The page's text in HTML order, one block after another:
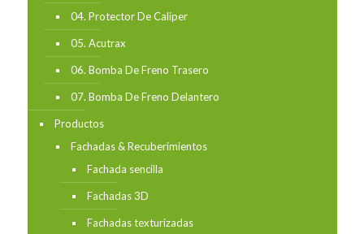
04. Protector De Caliper
05. Acutrax
06. Bomba De Freno Trasero
07. Bomba De Freno Delantero
Productos
Fachadas & Recuberimientos
Fachada sencilla
Fachadas 3D
Fachadas texturizadas